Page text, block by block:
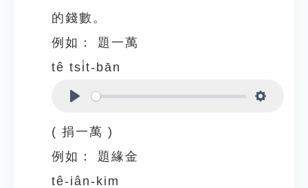
的錢數。
例如：
題一萬
tê tsi̍t-bān
( 捐一萬 )
例如：
題緣金
tê-iân-kim